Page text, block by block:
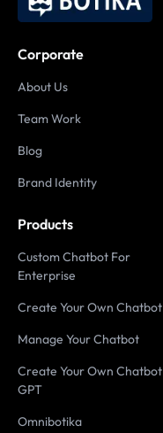
Corporate
About Us
Team Work
Blog
Brand Identity
Products
Custom Chatbot For
Enterprise
Create Your Own Chatbot
Manage Your Chatbot
Create Your Own Chatbot
GPT
Omnibotika